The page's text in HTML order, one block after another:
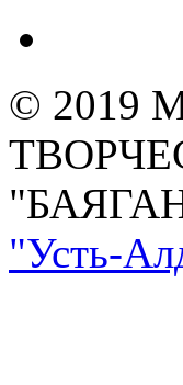
© 2019
"Усть-